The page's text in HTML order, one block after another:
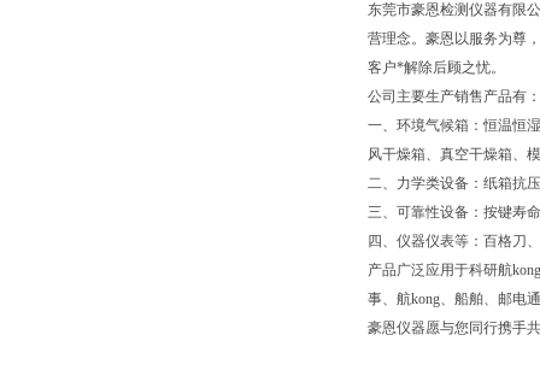
东莞市豪恩检测仪器有限
营理念。 豪恩以服务为尊
客户*解除后顾之忧。
公司主要生产销售产品有：
一、环境气候箱：恒温恒
风干燥箱、真空干燥箱、
二、力学类设备：纸箱抗
三、可靠性设备：按键寿
四、仪器仪表等：百格刀
产品广泛应用于科研航
事、航kong、船舶、邮电
豪恩仪器愿与您同行携手